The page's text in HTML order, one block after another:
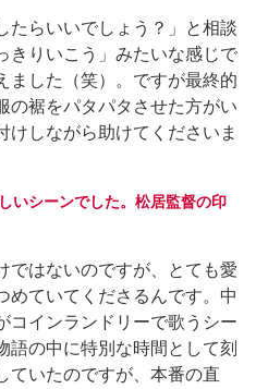
らいいでしょう？」と相談
きりいこう」みたいな感じで
ました（笑）。ですが最終的
の裾をパタパタさせた方がい
けしながら助けてくださいま
いシーンでした。松居監督の印
はないのですが、とても愛
めていてくださるんです。中
コインランドリーで歌うシー
語の中に特別な時間として刻
ていたのですが、本番の直